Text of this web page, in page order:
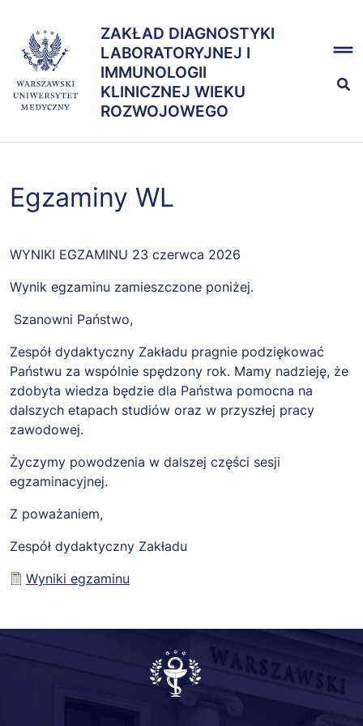
do
treści
ZAKŁAD DIAGNOSTYKI
LABORATORYJNEJ I
IMMUNOLOGII
KLINICZNEJ WIEKU
ROZWOJOWEGO
ZAKŁAD DIAGNOSTYKI
LABORATORYJNEJ I
IMMUNOLOGII KLINICZNEJ
WIEKU ROZWOJOWEGO
Kształcenie
Nauka
Zespół
Egzaminy WL
WYNIKI EGZAMINU 23 czerwca 2026
Wynik egzaminu zamieszczone poniżej.
Szanowni Państwo,
Zespół dydaktyczny Zakładu pragnie podziękować
Państwu za wspólnie spędzony rok. Mamy nadzieję, że
zdobyta wiedza będzie dla Państwa pomocna na
dalszych etapach studiów oraz w przyszłej pracy
zawodowej.
Życzymy powodzenia w dalszej części sesji
egzaminacyjnej.
Z poważaniem,
Zespół dydaktyczny Zakładu
Wyniki egzaminu